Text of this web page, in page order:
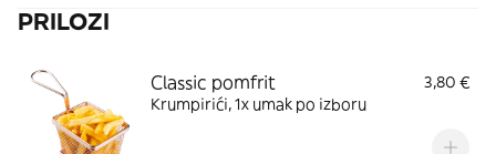
PRILOZI
Classic pomfrit
3,80 €
Krumpirići, 1x umak po izboru